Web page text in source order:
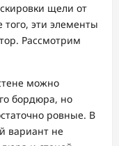
щели от
эти элементы
Рассмотрим
можно
бордюра, но
ровные. В
вариант не